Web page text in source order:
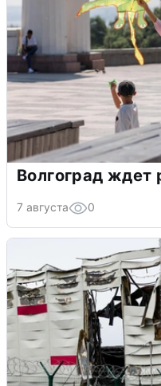
Волгоград ждет
7 августа 0